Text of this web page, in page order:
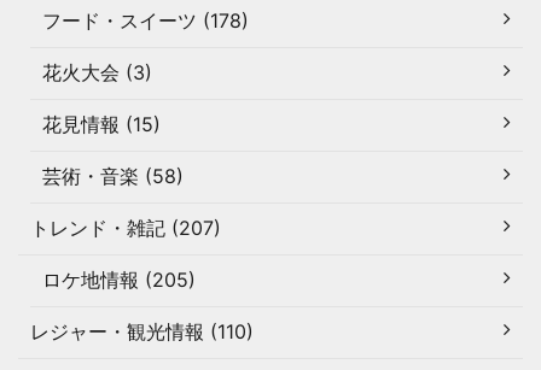
フード・スイーツ (178)
花火大会 (3)
花見情報 (15)
芸術・音楽 (58)
トレンド・雑記 (207)
ロケ地情報 (205)
レジャー・観光情報 (110)